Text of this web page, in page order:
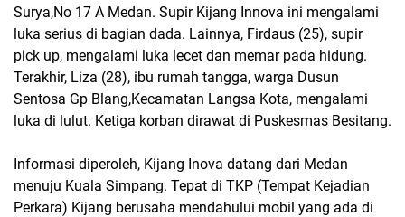
Surya,No 17 A Medan. Supir Kijang Innova ini mengalami
luka serius di bagian dada. Lainnya, Firdaus (25), supir
pick up, mengalami luka lecet dan memar pada hidung.
Terakhir, Liza (28), ibu rumah tangga, warga Dusun
Sentosa Gp Blang,Kecamatan Langsa Kota, mengalami
luka di lulut. Ketiga korban dirawat di Puskesmas Besitang.
Informasi diperoleh, Kijang Inova datang dari Medan
menuju Kuala Simpang. Tepat di TKP (Tempat Kejadian
Perkara) Kijang berusaha mendahului mobil yang ada di